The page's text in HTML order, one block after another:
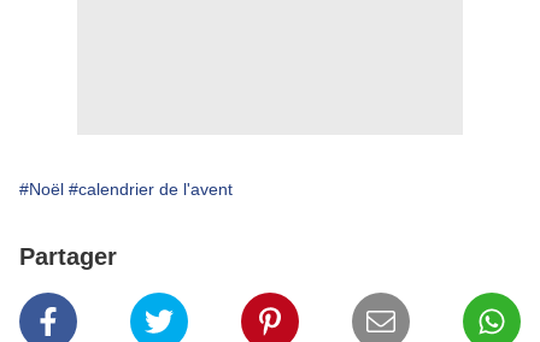
#Noël #calendrier de l'avent
Partager